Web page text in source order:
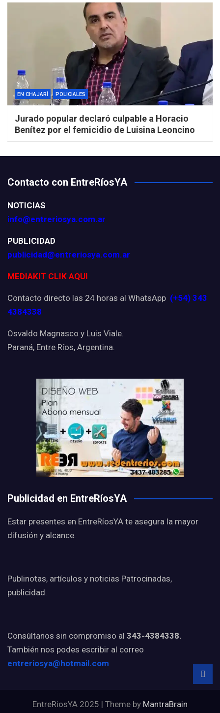
EN CHAJARÍ POLICIALES
Jurado popular declaró culpable a Horacio
Benítez por el femicidio de Luisina Leoncino
Contacto con EntreRíosYA
NOTICIAS
info@entreriosya.com.ar
PUBLICIDAD
publicidad@entreriosya.com.ar
MEDIAKIT CLIK AQUI
Contacto directo las 24 horas al WhatsApp (+54) 343
4384338
Osvaldo Magnasco y Luis Viale.
Paraná, Entre Ríos, Argentina.
Publicidad en EntreRíosYA
Estar presentes en EntreRíosYA te asegura la mayor
difusión y alcance.
Publinotas, artículos y noticias Patrocinadas,
publicidad.
Consúltanos sin compromiso al 343-4384338.
También nos podes escribir al correo
entreriosya@hotmail.com
EntreRiosYA 2025 | Theme by MantraBrain